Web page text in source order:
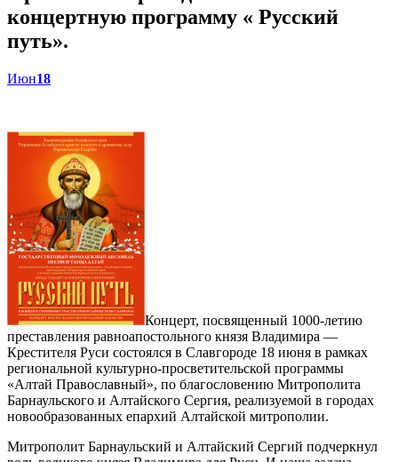
концертную программу « Русский
путь».
Июн18
Концерт, посвященный 1000-летию
преставления равноапостольного князя Владимира —
Крестителя Руси состоялся в Славгороде 18 июня в рамках
региональной культурно-просветительской программы
«Алтай Православный», по благословению Митрополита
Барнаульского и Алтайского Сергия, реализуемой в городах
новообразованных епархий Алтайской митрополии.
Митрополит Барнаульский и Алтайский Сергий подчеркнул